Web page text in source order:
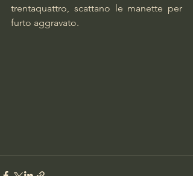
trentaquattro, scattano le manette per
furto aggravato.